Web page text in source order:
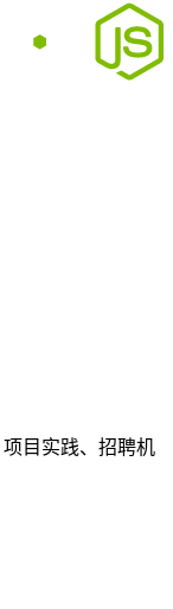
目实践、招聘机